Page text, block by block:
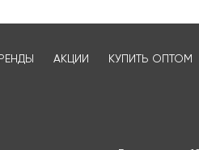
АКЦИИ КУПИТЬ ОПТОМ